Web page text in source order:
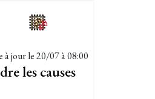
à jour le20/07 à 08:00
les causes